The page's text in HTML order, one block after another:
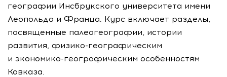
географии Инсбрукского университета имени
Леопольда и Франца. Курс включает разделы,
посвященные палеогеографии, истории
развития, физико-географическим
и экономико-географическим особенностям
Кавказа.